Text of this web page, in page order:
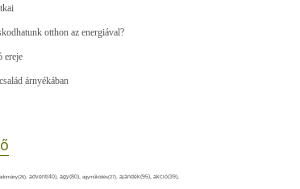
otthon az energiával?
ereje
árnyékában
adomány(26), advent(40), agy(80), agyműködés(27), ajándék(95), akció(39),